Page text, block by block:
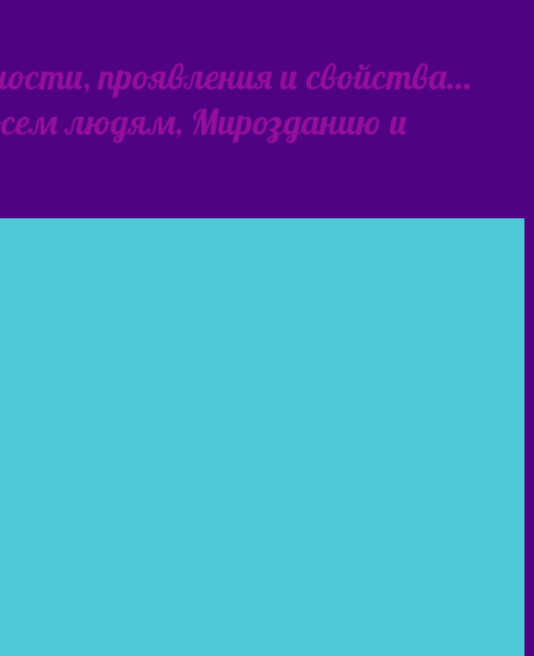
проявления и свойства…
людям, Мирозданию и